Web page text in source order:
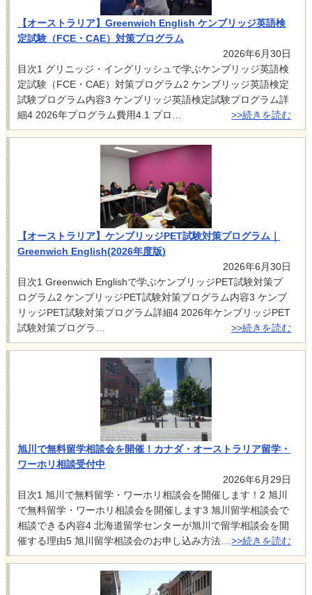
【オーストラリア】Greenwich English ケンブリッジ英語検
定試験（FCE・CAE）対策プログラム
2026年6月30日
目次1 グリニッジ・イングリッシュで学ぶケンブリッジ英語検
定試験（FCE・CAE）対策プログラム2 ケンブリッジ英語検定
試験プログラム内容3 ケンブリッジ英語検定試験プログラム詳
細4 2026年プログラム費用4.1 プロ…
>>続きを読む
【オーストラリア】ケンブリッジPET試験対策プログラム｜
Greenwich English(2026年度版)
2026年6月30日
目次1 Greenwich Englishで学ぶケンブリッジPET試験対策プ
ログラム2 ケンブリッジPET試験対策プログラム内容3 ケンブ
リッジPET試験対策プログラム詳細4 2026年ケンブリッジPET
試験対策プログラ…
>>続きを読む
旭川で無料留学相談会を開催！カナダ・オーストラリア留学・
ワーホリ相談受付中
2026年6月29日
目次1 旭川で無料留学・ワーホリ相談会を開催します！2 旭川
で無料留学・ワーホリ相談会を開催します3 旭川留学相談会で
相談できる内容4 北海道留学センターが旭川で留学相談会を開
催する理由5 旭川留学相談会のお申し込み方法… >>続きを読む